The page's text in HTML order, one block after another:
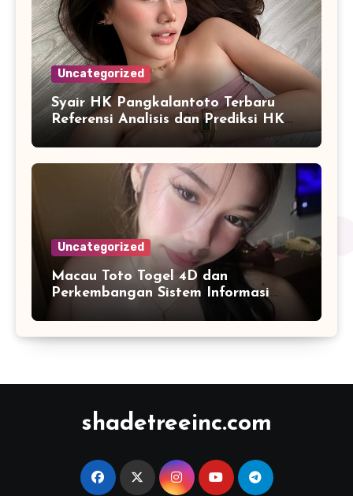
Uncategorized
Syair HK Pangkalantoto Terbaru
Referensi Analisis dan Prediksi HK
Uncategorized
Macau Toto Togel 4D dan
Perkembangan Sistem Informasi
Berbasis Angka di Era Digital
shadetreeinc.com